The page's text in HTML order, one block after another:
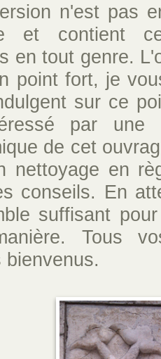
n'est pas
et contient
en tout genre.
point fort, je
sur ce
par une
de cet
nettoyage en
conseils. En
suffisant
Tous
bienvenus.